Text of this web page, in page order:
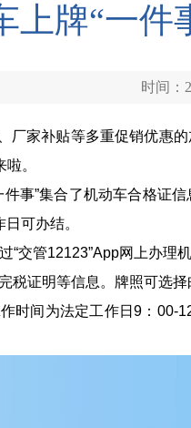
上牌“一件
时间：
家补贴等多重促销优惠的
。
”集合了机动车合格证信
可办结。
管12123”App网上办理
税证明等信息。牌照可选
间为法定工作日9：00-12